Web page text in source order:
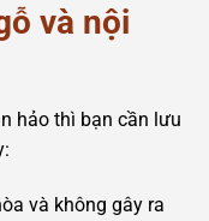
và nội
hảo thì bạn cần lưu
và không gây ra